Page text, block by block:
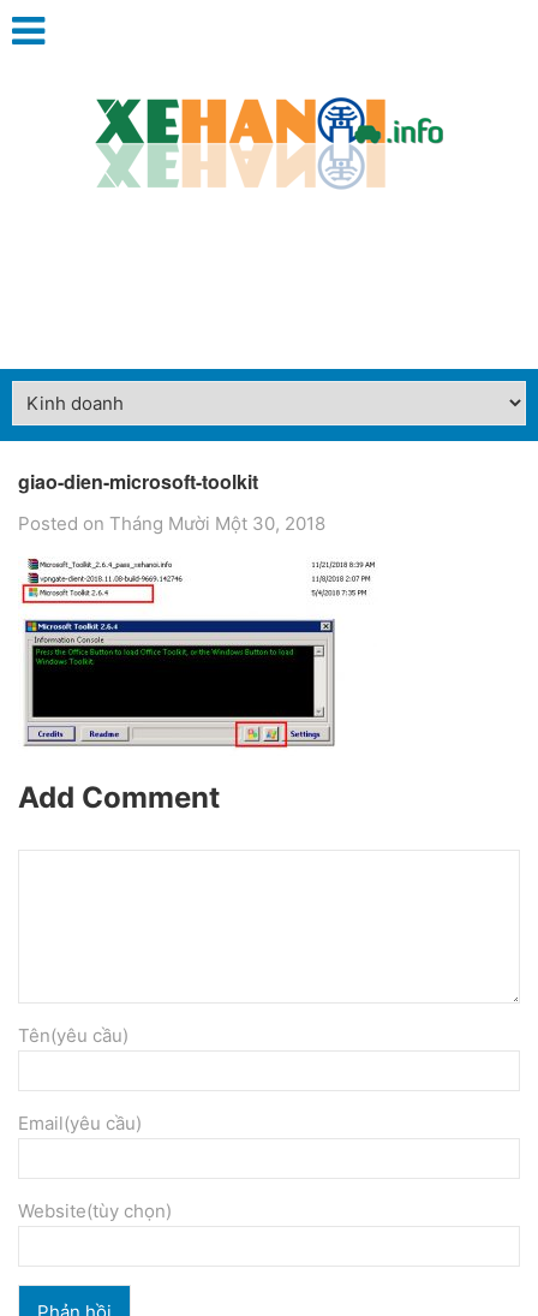
giao-dien-microsoft-toolkit
Posted on Tháng Mười Một 30, 2018
Add Comment
Tên(yêu cầu)
Email(yêu cầu)
Website(tùy chọn)